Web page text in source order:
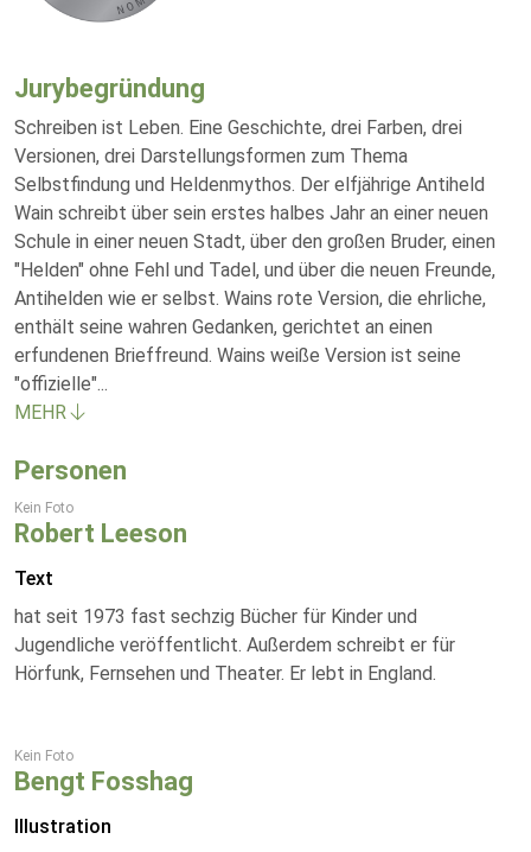
Jurybegründung
Schreiben ist Leben. Eine Geschichte, drei Farben, drei
Versionen, drei Darstellungsformen zum Thema
Selbstfindung und Heldenmythos. Der elfjährige Antiheld
Wain schreibt über sein erstes halbes Jahr an einer neuen
Schule in einer neuen Stadt, über den großen Bruder, einen
"Helden" ohne Fehl und Tadel, und über die neuen Freunde,
Antihelden wie er selbst. Wains rote Version, die ehrliche,
enthält seine wahren Gedanken, gerichtet an einen
erfundenen Brieffreund. Wains weiße Version ist seine
"offizielle"...
MEHR
Personen
Kein Foto
Robert Leeson
Text
hat seit 1973 fast sechzig Bücher für Kinder und
Jugendliche veröffentlicht. Außerdem schreibt er für
Hörfunk, Fernsehen und Theater. Er lebt in England.
Kein Foto
Bengt Fosshag
Illustration